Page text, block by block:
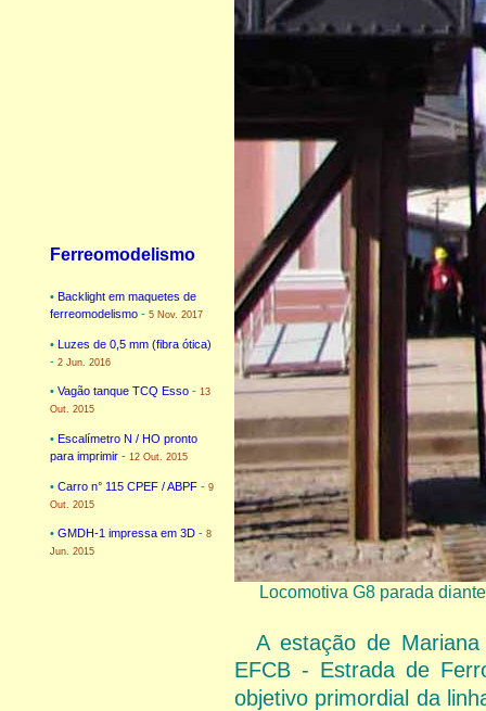
Ferreomodelismo
• Backlight em maquetes de
ferreomodelismo - 5 Nov. 2017
• Luzes de 0,5 mm (fibra ótica)
- 2 Jun. 2016
• Vagão tanque TCQ Esso - 13
Out. 2015
• Escalímetro N / HO pronto
para imprimir - 12 Out. 2015
• Carro n° 115 CPEF / ABPF - 9
Out. 2015
• GMDH-1 impressa em 3D - 8
Jun. 2015
Locomotiva G8 parada
A estação de
EFCB - Estrada de
objetivo primordial da